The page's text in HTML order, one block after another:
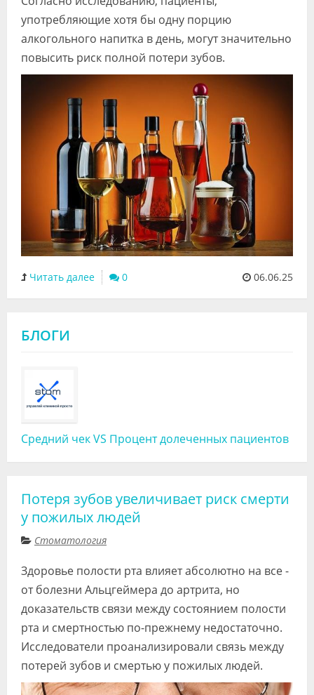
Форум
Клиники
Специалисты
Лаборатории
употребляющие хотя бы одну порцию
алкогольного напитка в день, могут значительно
повысить риск полной потери зубов.
Читать далее 0 06.06.25
БЛОГИ
Средний чек VS Процент долеченных пациентов
Потеря зубов увеличивает риск смерти
у пожилых людей
Стоматология
Здоровье полости рта влияет абсолютно на все -
от болезни Альцгеймера до артрита, но
доказательств связи между состоянием полости
рта и смертностью по-прежнему недостаточно.
Исследователи проанализировали связь между
потерей зубов и смертью у пожилых людей.